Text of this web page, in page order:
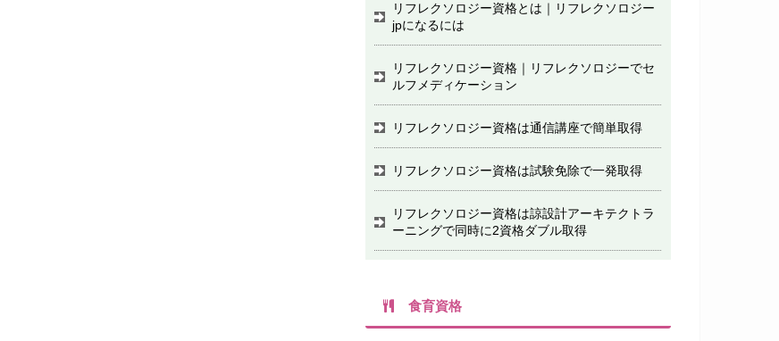
リフレクソロジー資格とは｜リフレクソロジー
jpになるには
リフレクソロジー資格｜リフレクソロジーでセ
ルフメディケーション
リフレクソロジー資格は通信講座で簡単取得
リフレクソロジー資格は試験免除で一発取得
リフレクソロジー資格は諒設計アーキテクトラ
ーニングで同時に2資格ダブル取得
食育資格